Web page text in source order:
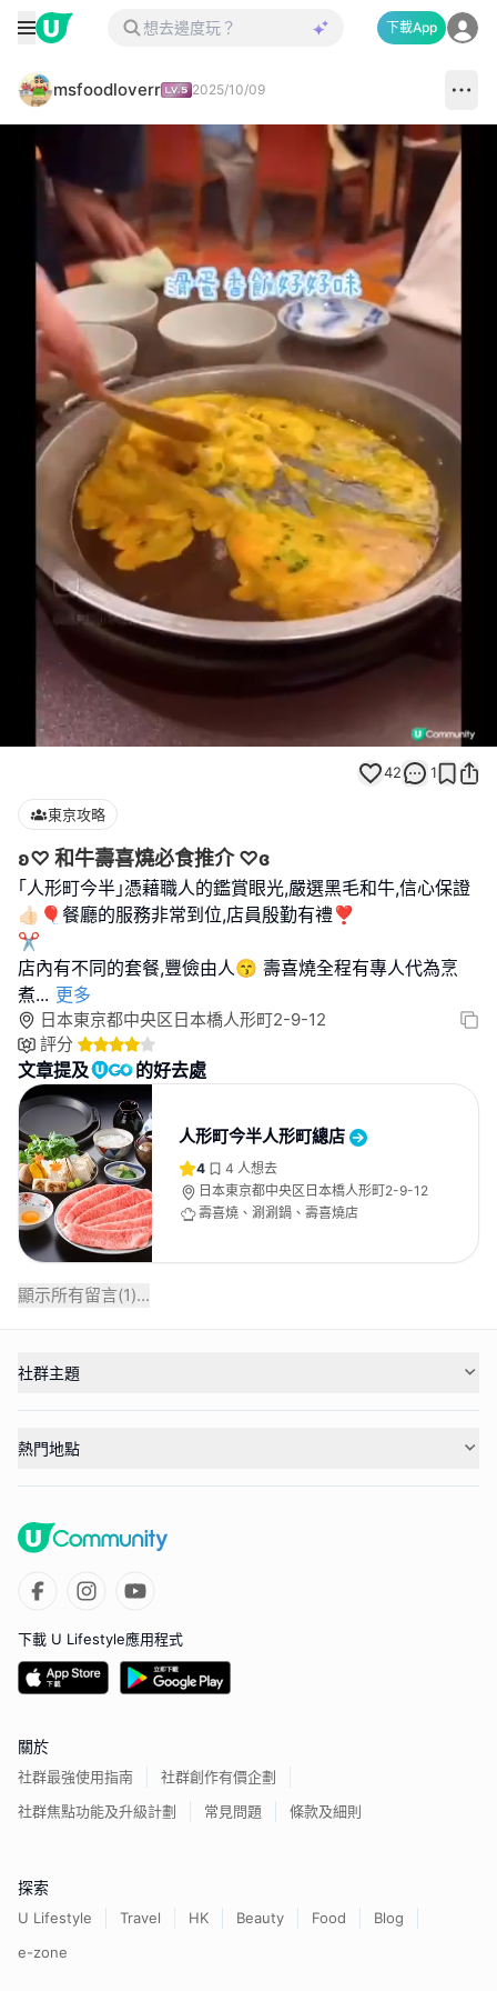
下載App
msfoodloverr 2025/10/09
Loaded
100.00%
Unmute
42 1
東京攻略
ʚ♡ 和牛壽喜燒必食推介 ♡ɞ
｢人形町今半｣憑藉職人的鑑賞眼光,嚴選黑毛和牛,信心保證
👍🏻🎈餐廳的服務非常到位,店員殷勤有禮❣️
✂︎
店內有不同的套餐,豐儉由人😙 壽喜燒全程有專人代為烹
煮... 更多
日本東京都中央区日本橋人形町2-9-12
評分
文章提及 的好去處
人形町今半人形町總店
4 4 人想去
日本東京都中央区日本橋人形町2-9-12
壽喜燒、涮涮鍋、壽喜燒店
顯示所有留言(1)...
社群主題
熱門地點
下載 U Lifestyle應用程式
關於
社群最強使用指南
社群創作有價企劃
社群焦點功能及升級計劃
常見問題 條款及細則
探索
U Lifestyle Travel HK Beauty Food
Blog
e-zone